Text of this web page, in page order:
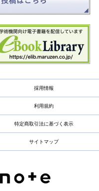
採用情報
利用規約
特定商取引法に基づく表示
サイトマップ